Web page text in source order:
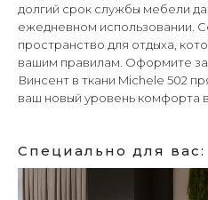
долгий срок службы мебели
ежедневном использовании.
пространство для отдыха,
вашим правилам. Оформите
Винсент в ткани Michele 502
ваш новый уровень комфорта
Специально для вас: